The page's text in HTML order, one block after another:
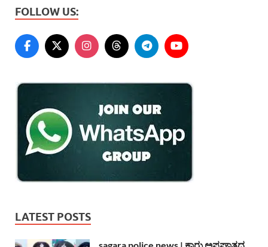
FOLLOW US:
LATEST POSTS
sagara police news | ಕಾರು ಅಪಘಾತದ